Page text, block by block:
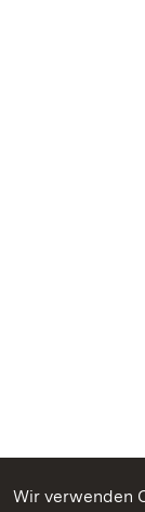
Wir verwenden